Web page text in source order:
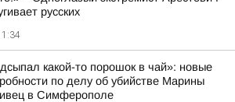
русских
какой-то порошок в чай»: новые
по делу об убийстве Марины
в Симферополе